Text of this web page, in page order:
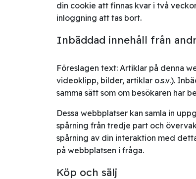
din cookie att finnas kvar i två
inloggning att tas bort.
Inbäddad innehåll från
Föreslagen text: Artiklar på denna
videoklipp, bilder, artiklar o.s.v.).
samma sätt som om besökaren har
Dessa webbplatser kan samla in
spårning från tredje part och
spårning av din interaktion med
på webbplatsen i fråga.
Köp och sälj